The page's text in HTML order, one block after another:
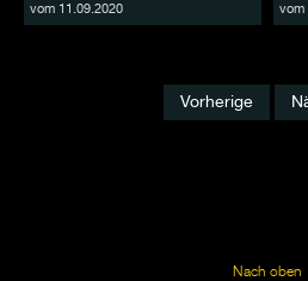
vom 11.09.2020 vom
Vorherige
Nach oben